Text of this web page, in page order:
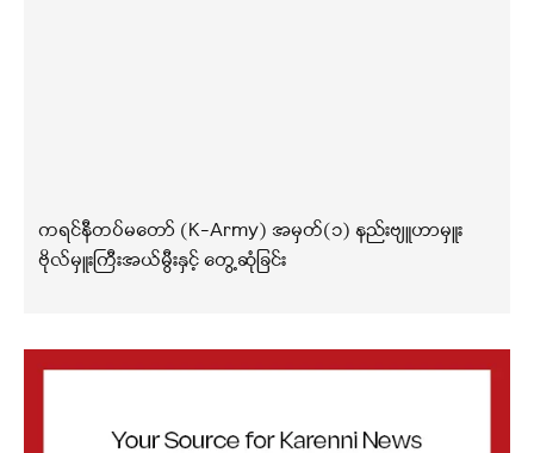
ကရင်နီတပ်မတော် (K-Army) အမှတ်(၁) နည်းဗျူဟာမှူး
ဗိုလ်မှူးကြီးအယ်မွီးနှင့် တွေ့ဆုံခြင်း